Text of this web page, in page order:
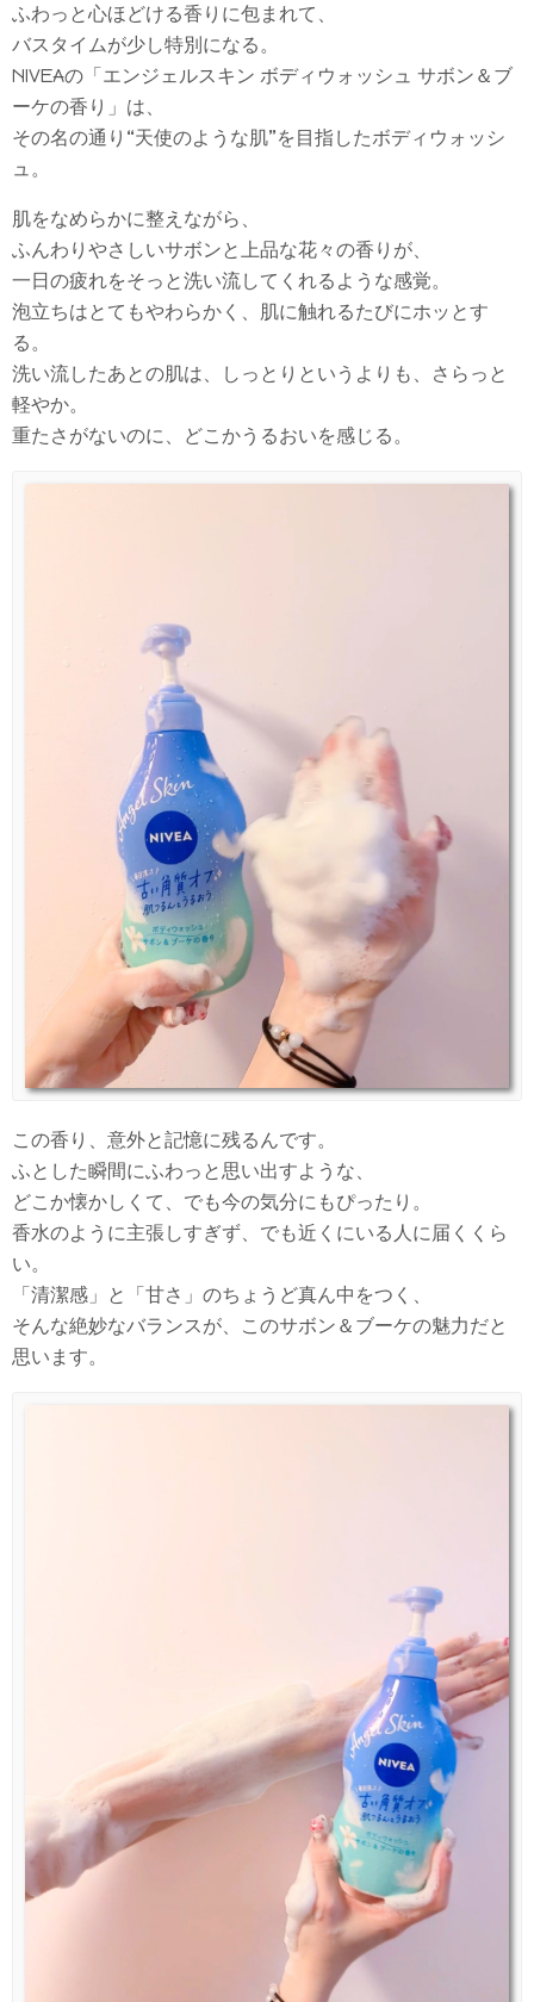
ふわっと心ほどける香りに包まれて、
バスタイムが少し特別になる。
NIVEAの「エンジェルスキン ボディウォッシュ サボン＆ブ
ーケの香り」は、
その名の通り“天使のような肌”を目指したボディウォッシ
ュ。
肌をなめらかに整えながら、
ふんわりやさしいサボンと上品な花々の香りが、
一日の疲れをそっと洗い流してくれるような感覚。
泡立ちはとてもやわらかく、肌に触れるたびにホッとす
る。
洗い流したあとの肌は、しっとりというよりも、さらっと
軽やか。
重たさがないのに、どこかうるおいを感じる。
この香り、意外と記憶に残るんです。
ふとした瞬間にふわっと思い出すような、
どこか懐かしくて、でも今の気分にもぴったり。
香水のように主張しすぎず、でも近くにいる人に届くくら
い。
「清潔感」と「甘さ」のちょうど真ん中をつく、
そんな絶妙なバランスが、このサボン＆ブーケの魅力だと
思います。